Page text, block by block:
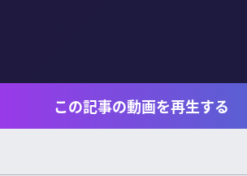
この記事の動画を再生する